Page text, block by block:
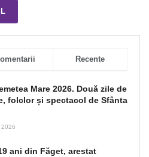
Recente
Mare 2026. Două zile de
folclor și spectacol de Sfânta
2026
ani din Făget, arestat